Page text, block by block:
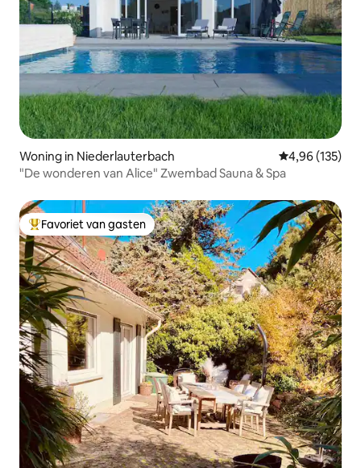
Woning in Niederlauterbach Gemiddelde
4,96 (135)
"De wonderen van Alice" Zwembad Sauna & Spa
Topfavoriet van gasten
Favoriet van gasten